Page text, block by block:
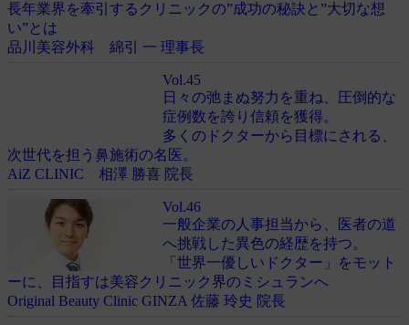
長年業界を牽引するクリニックの”成功の秘訣と”大切な想
い”とは
品川美容外科 綿引 一 理事長
Vol.45
日々の弛まぬ努力を重ね、圧倒的な
症例数を誇り信頼を獲得。
多くのドクターから目標にされる、
次世代を担う鼻施術の名医。
AiZ CLINIC 相澤 勝喜 院長
Vol.46
一般企業の人事担当から、医者の道
へ挑戦した異色の経歴を持つ。
「世界一優しいドクター」をモット
ーに、目指すは美容クリニック界のミシュランへ
Original Beauty Clinic GINZA 佐藤 玲史 院長